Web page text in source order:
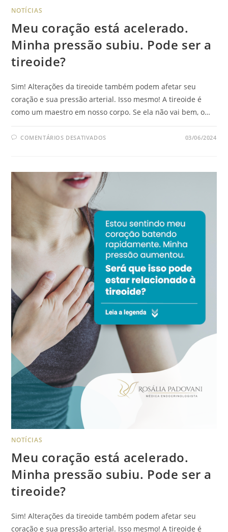
NOTÍCIAS
Meu coração está acelerado.
Minha pressão subiu. Pode ser a
tireoide?
Sim! Alterações da tireoide também podem afetar seu
coração e sua pressão arterial. Isso mesmo! A tireoide é
como um maestro em nosso corpo. Se ela não vai bem, o…
COMENTÁRIOS DESATIVADOS 03/06/2024
NOTÍCIAS
Meu coração está acelerado.
Minha pressão subiu. Pode ser a
tireoide?
Sim! Alterações da tireoide também podem afetar seu
coração e sua pressão arterial. Isso mesmo! A tireoide é